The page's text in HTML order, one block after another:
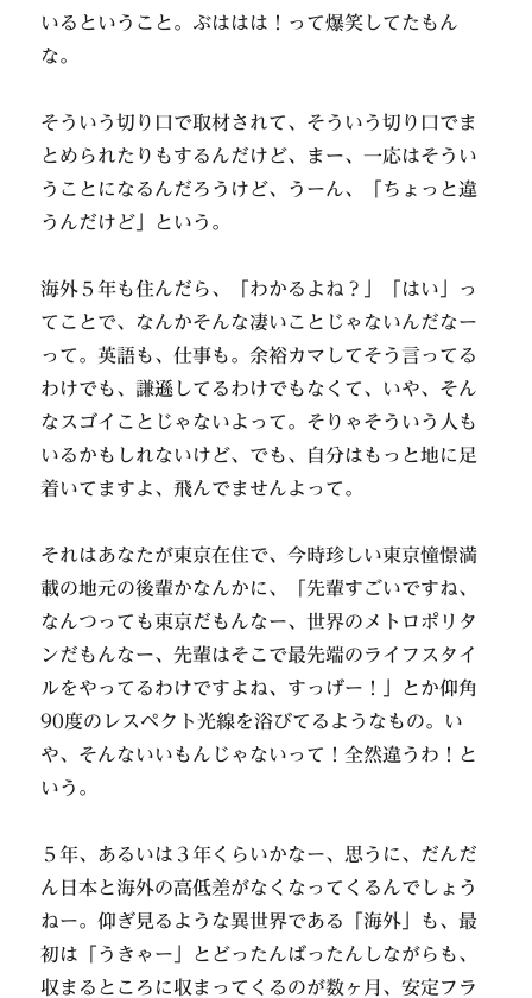
いるということ。ぶははは！って爆笑してたもん
な。
そういう切り口で取材されて、そういう切り口でま
とめられたりもするんだけど、まー、一応はそうい
うことになるんだろうけど、うーん、「ちょっと違
うんだけど」という。
海外５年も住んだら、「わかるよね？」「はい」っ
てことで、なんかそんな凄いことじゃないんだなー
って。英語も、仕事も。余裕カマしてそう言ってる
わけでも、謙遜してるわけでもなくて、いや、そん
なスゴイことじゃないよって。そりゃそういう人も
いるかもしれないけど、でも、自分はもっと地に足
着いてますよ、飛んでませんよって。
それはあなたが東京在住で、今時珍しい東京憧憬満
載の地元の後輩かなんかに、「先輩すごいですね、
なんつっても東京だもんなー、世界のメトロポリタ
ンだもんなー、先輩はそこで最先端のライフスタイ
ルをやってるわけですよね、すっげー！」とか仰角
90度のレスペクト光線を浴びてるようなもの。い
や、そんないいもんじゃないって！全然違うわ！と
いう。
５年、あるいは３年くらいかなー、思うに、だんだ
ん日本と海外の高低差がなくなってくるんでしょう
ねー。仰ぎ見るような異世界である「海外」も、最
初は「うきゃー」とどったんばったんしながらも、
収まるところに収まってくるのが数ヶ月、安定フラ